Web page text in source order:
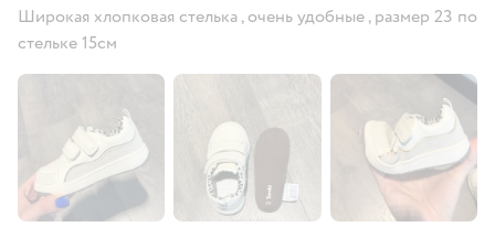
Широкая хлопковая стелька , очень удобные , размер 23 по
стельке 15см